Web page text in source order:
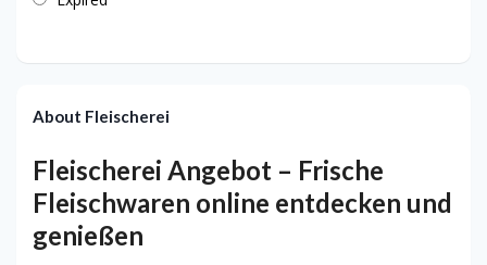
About Fleischerei
Fleischerei Angebot – Frische
Fleischwaren online entdecken und
genießen